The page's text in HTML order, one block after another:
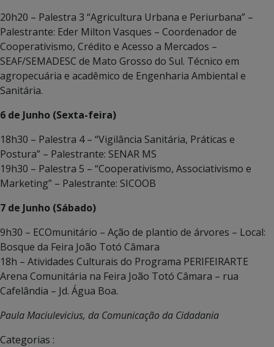
20h20 – Palestra 3 “Agricultura Urbana e Periurbana” –
Palestrante: Eder Milton Vasques – Coordenador de
Cooperativismo, Crédito e Acesso a Mercados –
SEAF/SEMADESC de Mato Grosso do Sul. Técnico em
agropecuária e acadêmico de Engenharia Ambiental e
Sanitária.
6 de Junho (Sexta-feira)
18h30 – Palestra 4 – “Vigilância Sanitária, Práticas e
Postura” – Palestrante: SENAR MS
19h30 – Palestra 5 – “Cooperativismo, Associativismo e
Marketing” – Palestrante: SICOOB
7 de Junho (Sábado)
9h30 – ECOmunitário – Ação de plantio de árvores – Local:
Bosque da Feira João Totó Câmara
18h – Atividades Culturais do Programa PERIFEIRARTE
Arena Comunitária na Feira João Totó Câmara – rua
Cafelândia – Jd. Água Boa.
Paula Maciulevicius, da Comunicação da Cidadania
Categorias :